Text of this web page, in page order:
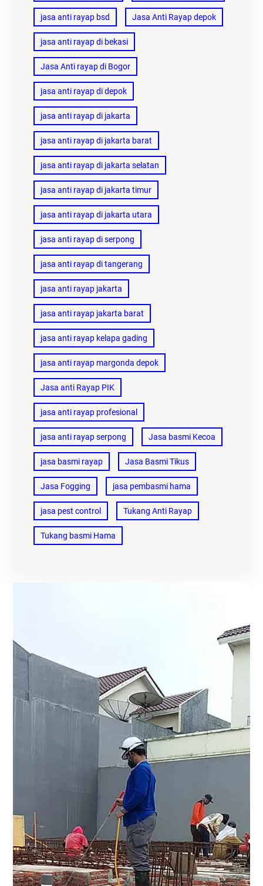
jasa anti rayap bsd Jasa Anti Rayap depok
jasa anti rayap di bekasi
Jasa Anti rayap di Bogor
jasa anti rayap di depok
jasa anti rayap di jakarta
jasa anti rayap di jakarta barat
jasa anti rayap di jakarta selatan
jasa anti rayap di jakarta timur
jasa anti rayap di jakarta utara
jasa anti rayap di serpong
jasa anti rayap di tangerang
jasa anti rayap jakarta
jasa anti rayap jakarta barat
jasa anti rayap kelapa gading
jasa anti rayap margonda depok
Jasa anti Rayap PIK
jasa anti rayap profesional
jasa anti rayap serpong Jasa basmi Kecoa
jasa basmi rayap Jasa Basmi Tikus
Jasa Fogging jasa pembasmi hama
jasa pest control Tukang Anti Rayap
Tukang basmi Hama